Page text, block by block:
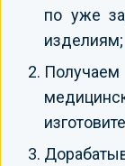
по уже
изделиям;